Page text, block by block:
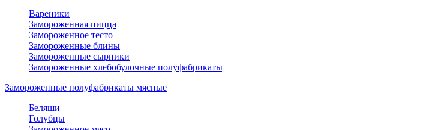
Вареники
Замороженная пицца
Замороженное тесто
Замороженные блины
Замороженные сырники
Замороженные хлебобулочные полуфабрикаты
Замороженные полуфабрикаты мясные
Беляши
Голубцы